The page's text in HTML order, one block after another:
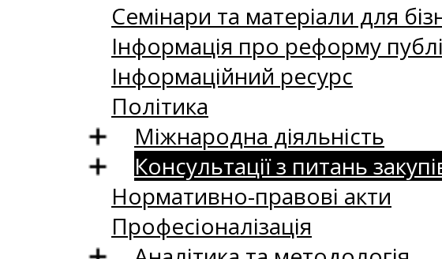
Семінари та матеріали для
Інформація про реформу
Інформаційний ресурс
Політика
Міжнародна діяльність
Консультації з питань
Нормативно-правові акти
Професіоналізація